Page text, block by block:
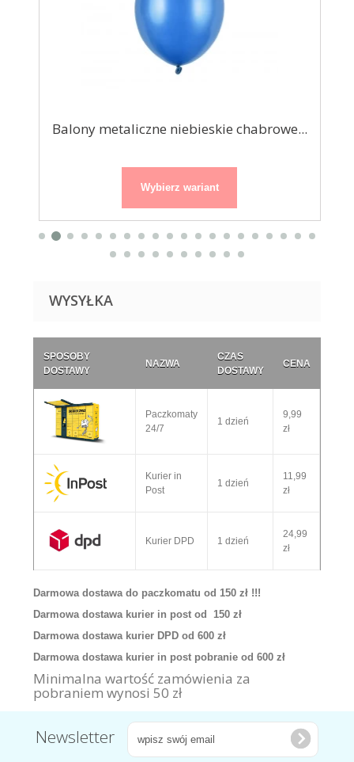
Balony metaliczne niebieskie chabrowe...
Wybierz wariant
WYSYŁKA
SPOSOBY
DOSTAWY
NAZWA
CZAS
DOSTAWY
CENA
Paczkomaty
24/7
1 dzień
9,99
zł
Kurier in
Post
1 dzień
11,99
zł
Kurier DPD 1 dzień
24,99
zł
Darmowa dostawa do paczkomatu od 150 zł !!!
Darmowa dostawa kurier in post od 150 zł
Darmowa dostawa kurier DPD od 600 zł
Darmowa dostawa kurier in post pobranie od 600 zł
Minimalna wartość zamówienia za
pobraniem wynosi 50 zł
Newsletter